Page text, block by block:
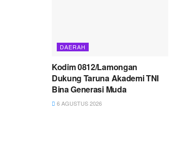
DAERAH
Kodim 0812/Lamongan
Dukung Taruna Akademi TNI
Bina Generasi Muda
6 AGUSTUS 2026